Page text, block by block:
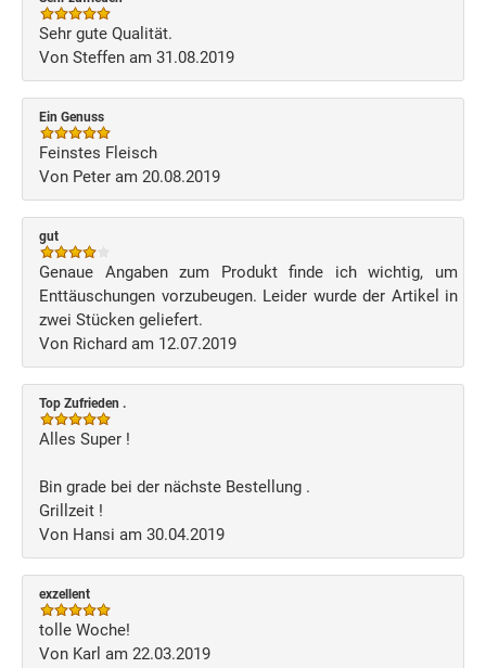
Sehr gute Qualität.
Von Steffen am 31.08.2019
Ein Genuss
Feinstes Fleisch
Von Peter am 20.08.2019
gut
Genaue Angaben zum Produkt finde ich wichtig, um
Enttäuschungen vorzubeugen. Leider wurde der Artikel in
zwei Stücken geliefert.
Von Richard am 12.07.2019
Top Zufrieden .
Alles Super !
Bin grade bei der nächste Bestellung .
Grillzeit !
Von Hansi am 30.04.2019
exzellent
tolle Woche!
Von Karl am 22.03.2019